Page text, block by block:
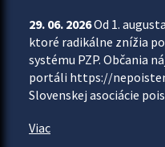
29. 06. 2026Od 1.
ktoré radikálne znížia
systému PZP. Občania
portáli https://
Slovenskej asociácie
Viac